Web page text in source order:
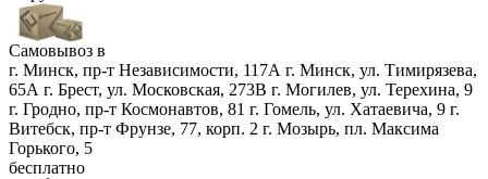
Самовывоз в
г. Минск, пр-т Независимости, 117А г. Минск, ул. Тимирязева,
65А г. Брест, ул. Московская, 273В г. Могилев, ул. Терехина, 9
г. Гродно, пр-т Космонавтов, 81 г. Гомель, ул. Хатаевича, 9 г.
Витебск, пр-т Фрунзе, 77, корп. 2 г. Мозырь, пл. Максима
Горького, 5
бесплатно